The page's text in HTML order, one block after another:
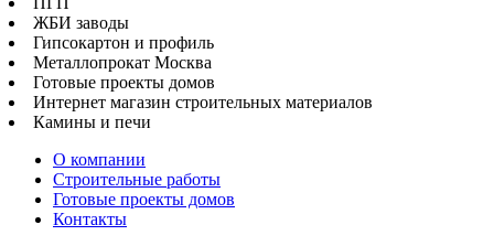
ЖБИ заводы
Гипсокартон и профиль
Металлопрокат Москва
Готовые проекты домов
Интернет магазин строительных материалов
Камины и печи
О компании
Строительные работы
Готовые проекты домов
Контакты